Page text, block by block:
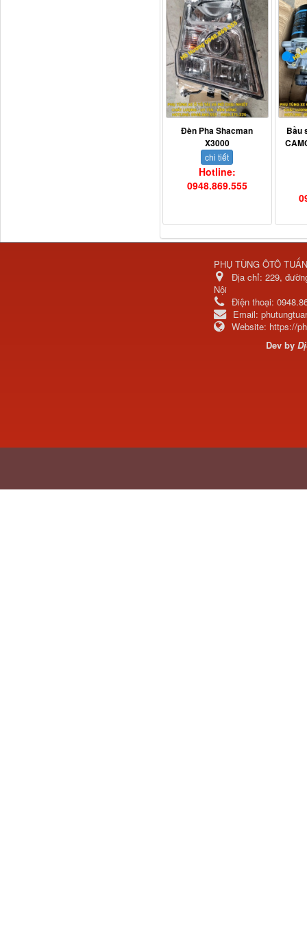
Đèn Pha Shacman
X3000
chi tiết
Hotline:
0948.869.555
Bầu
PHỤ TÙNG ÔTÔ
Địa chỉ: 229,
Nội
Điện thoại:
Email:
Website: https://
Dev by